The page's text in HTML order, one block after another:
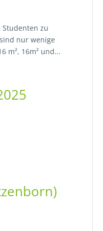
zu
nur wenige
m², 16m² und...